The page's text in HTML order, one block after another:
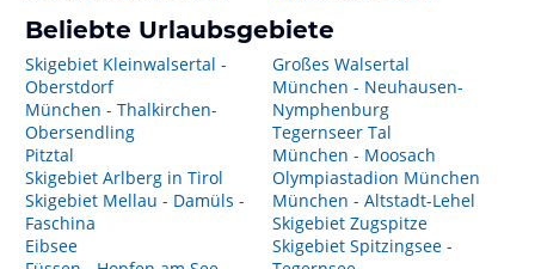
Beliebte Urlaubsgebiete
Skigebiet Kleinwalsertal -
Oberstdorf
München - Thalkirchen-
Obersendling
Pitztal
Skigebiet Arlberg in Tirol
Skigebiet Mellau - Damüls -
Faschina
Eibsee
Großes Walsertal
München - Neuhausen-
Nymphenburg
Tegernseer Tal
München - Moosach
Olympiastadion München
München - Altstadt-Lehel
Skigebiet Zugspitze
Skigebiet Spitzingsee -